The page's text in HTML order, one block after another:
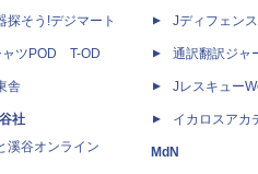
探そう!デジマート
ャツPOD T-OD
舎
社
溪谷オンライン
Jディフェン
通訳翻訳ジャ
Jレスキュー
イカロスアカ
MdN